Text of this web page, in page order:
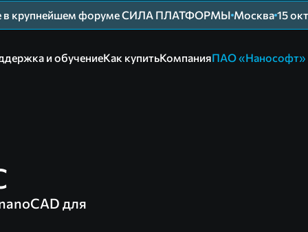
в крупнейшем форуме СИЛА ПЛАТФОРМЫ Москва 15
и обучениеКак купитьКомпанияПАО «Нанософт»
для